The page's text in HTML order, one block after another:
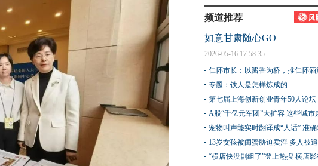
频道推荐
如意甘肃随心GO
2026-05-16 17:58:35
仁怀市长：以酱香为桥，推仁怀
专题：铁人是怎样炼成的
第七届上海创新创业青年50人论坛
A股“千亿元军团”大扩容 这些城市
宠物叫声能实时翻译成“人话” 准确
13岁女孩被闺蜜胁迫卖淫 多人被
“横店快没剧组了”登上热搜 横店